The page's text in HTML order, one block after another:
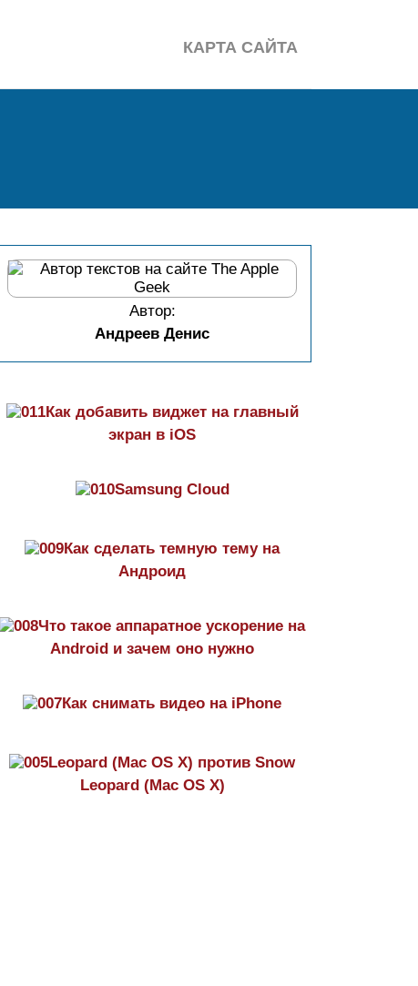
КАРТА САЙТА
Автор:
Андреев Денис
Как добавить виджет на главный
экран в iOS
Samsung Cloud
Как сделать темную тему на
Aндроид
Что такое аппаратное ускорение на
Android и зачем оно нужно
Как снимать видео на iPhone
Leopard (Mac OS X) против Snow
Leopard (Mac OS X)